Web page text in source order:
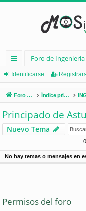
nl
ac
es
rá
pi
d
Foro de
Identificarse
Foro de Ingenieria Civil & Arquitectura Índice principal
Principado de
Nuevo Tema
No hay temas o mensajes en
Permisos del foro